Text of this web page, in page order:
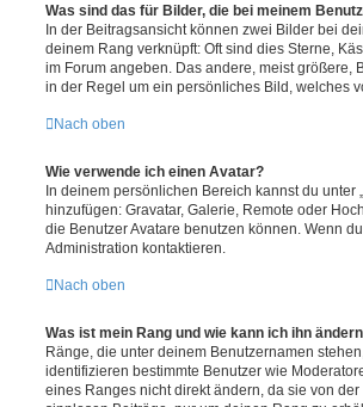
Was sind das für Bilder, die bei meinem
In der Beitragsansicht können zwei Bilder bei
deinem Rang verknüpft: Oft sind dies Sterne,
im Forum angeben. Das andere, meist größere,
in der Regel um ein persönliches Bild, welches
Nach oben
Wie verwende ich einen Avatar?
In deinem persönlichen Bereich kannst du unter
hinzufügen: Gravatar, Galerie, Remote oder
die Benutzer Avatare benutzen können. Wenn
Administration kontaktieren.
Nach oben
Was ist mein Rang und wie kann ich ihn
Ränge, die unter deinem Benutzernamen
identifizieren bestimmte Benutzer wie
eines Ranges nicht direkt ändern, da sie von